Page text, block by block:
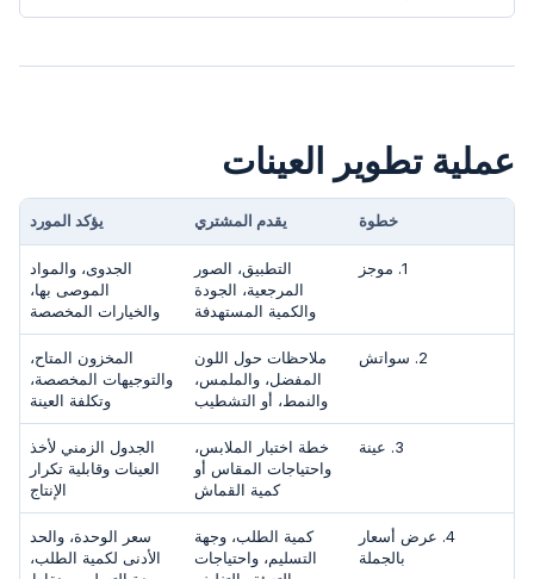
عملية تطوير العينات
خطوة يقدم المشتري يؤكد المورد
1. موجز
التطبيق، الصور
المرجعية، الجودة
والكمية المستهدفة
الجدوى، والمواد
الموصى بها،
والخيارات المخصصة
2. سواتش
ملاحظات حول اللون
المفضل، والملمس،
والنمط، أو التشطيب
المخزون المتاح،
والتوجيهات المخصصة،
وتكلفة العينة
3. عينة
خطة اختبار الملابس،
واحتياجات المقاس أو
كمية القماش
الجدول الزمني لأخذ
العينات وقابلية تكرار
الإنتاج
4. عرض أسعار
بالجملة
كمية الطلب، وجهة
التسليم، واحتياجات
سعر الوحدة، والحد
الأدنى لكمية الطلب،